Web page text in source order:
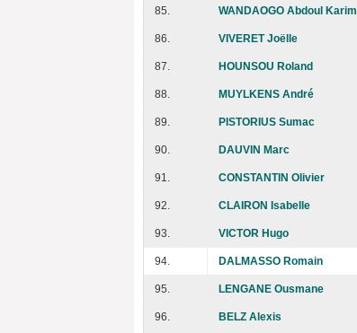
85. WANDAOGO Abdoul Karim
86. VIVERET Joëlle
87. HOUNSOU Roland
88. MUYLKENS André
89. PISTORIUS Sumac
90. DAUVIN Marc
91. CONSTANTIN Olivier
92. CLAIRON Isabelle
93. VICTOR Hugo
94. DALMASSO Romain
95. LENGANE Ousmane
96. BELZ Alexis